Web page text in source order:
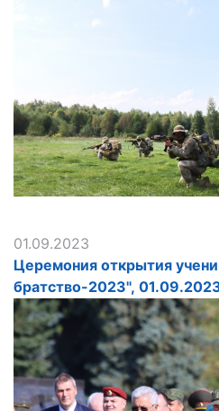
01.09.2023
Церемония открытия
братство-2023",